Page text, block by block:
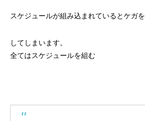
スケジュールが組み込まれているとケガを
してしまいます。
全てはスケジュールを組む